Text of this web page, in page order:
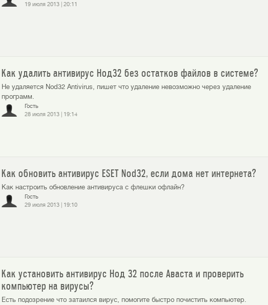
19 июля 2013| 20:11
Как удалить антивирус Нод32 без остатков файлов в системе?
Не удаляется Nod32 Antivirus, пишет что удаление невозможно через удаление
программ.
Гость
28 июля 2013| 19:14
Как обновить антивирус ESET Nod32, если дома нет интернета?
Как настроить обновление антивируса с флешки офлайн?
Гость
29 июля 2013| 19:10
Как установить антивирус Нод 32 после Аваста и проверить
компьютер на вирусы?
Есть подозрение что затаился вирус, помогите быстро почистить компьютер.